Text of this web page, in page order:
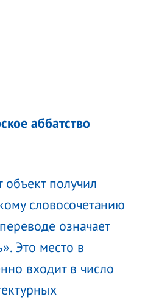
аббатство
объект получил
словосочетанию
означает
Это место в
входит в число